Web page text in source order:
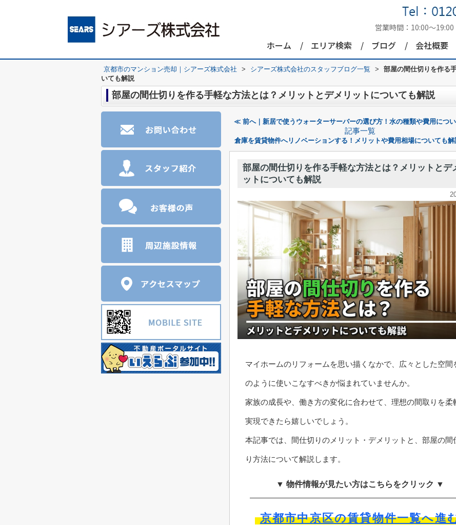
営業時間： 10:00～19:00
ホーム エリア検索 ブログ 会社概要
京都市のマンション売却｜シアーズ株式会社 > シアーズ株式会社のスタッフブログ一覧 >
部屋の間仕切りを作る
いても解説
部屋の間仕切りを作る手軽な方法とは？メリットとデメリットについても解説
≪ 前へ｜新居で使うウォーターサーバーの選び方！水の種類や費用につ
記事一覧
倉庫を賃貸物件へリノベーションする！メリットや費用相場についても
部屋の間仕切りを作る手軽な方法とは？メリットとデ
ットについても解説
マイホームのリフォームを思い描くなかで、広々とした空間
のように使いこなすべきか悩まれていませんか。
家族の成長や、働き方の変化に合わせて、理想の間取りを柔
実現できたら嬉しいでしょう。
本記事では、間仕切りのメリット・デメリットと、部屋の間
り方法について解説します。
▼ 物件情報が見たい方はこちらをクリック ▼
京都市中京区の賃貸物件一覧へ進